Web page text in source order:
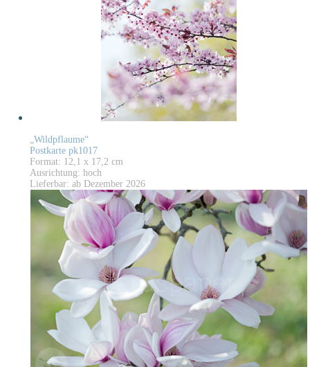
„Wildpflaume“
Postkarte pk1017
Format: 12,1 x 17,2 cm
Ausrichtung: hoch
Lieferbar: ab Dezember 2026